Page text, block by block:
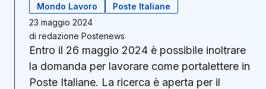
Mondo Lavoro
Poste Italiane
23 maggio 2024
di redazione Postenews
Entro il 26 maggio 2024 è possibile inoltrare
la domanda per lavorare come portalettere in
Poste Italiane. La ricerca è aperta per il